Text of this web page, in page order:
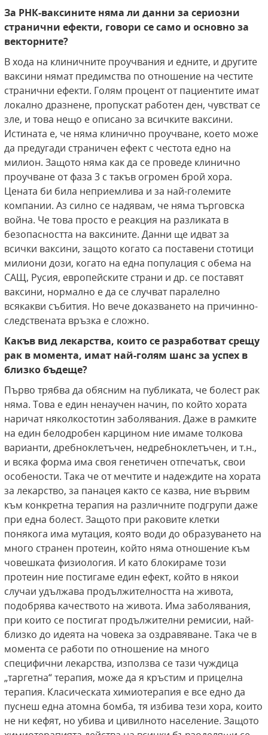
За РНК-ваксините няма ли данни за сериозни
странични ефекти, говори се само и основно за
векторните?
В хода на клиничните проучвания и едните, и другите
ваксини нямат предимства по отношение на честите
странични ефекти. Голям процент от пациентите имат
локално дразнене, пропускат работен ден, чувстват се
зле, и това нещо е описано за всичките ваксини.
Истината е, че няма клинично проучване, което може
да предугади страничен ефект с честота едно на
милион. Защото няма как да се проведе клинично
проучване от фаза 3 с такъв огромен брой хора.
Цената би била неприемлива и за най-големите
компании. Аз силно се надявам, че няма търговска
война. Че това просто е реакция на разликата в
безопасността на ваксините. Данни ще идват за
всички ваксини, защото когато са поставени стотици
милиони дози, когато на една популация с обема на
САЩ, Русия, европейските страни и др. се поставят
ваксини, нормално е да се случват паралелно
всякакви събития. Но вече доказването на причинно-
следствената връзка е сложно.
Какъв вид лекарства, които се разработват срещу
рак в момента, имат най-голям шанс за успех в
близко бъдеще?
Първо трябва да обясним на публиката, че болест рак
няма. Това е един ненаучен начин, по който хората
наричат няколкостотин заболявания. Даже в рамките
на един белодробен карцином ние имаме толкова
варианти, дребноклетъчен, недребноклетъчен, и т.н.,
и всяка форма има своя генетичен отпечатък, свои
особености. Така че от мечтите и надеждите на хората
за лекарство, за панацея както се казва, ние вървим
към конкретна терапия на различните подгрупи даже
при една болест. Защото при раковите клетки
понякога има мутация, която води до образуването на
много странен протеин, който няма отношение към
човешката физиология. И като блокираме този
протеин ние постигаме един ефект, който в някои
случаи удължава продължителността на живота,
подобрява качеството на живота. Има заболявания,
при които се постигат продължителни ремисии, най-
близко до идеята на човека за оздравяване. Така че в
момента се работи по отношение на много
специфични лекарства, използва се тази чуждица
„таргетна“ терапия, може да я кръстим и прицелна
терапия. Класическата химиотерапия е все едно да
пуснеш една атомна бомба, тя избива тези хора, които
не ни кефят, но убива и цивилното население. Защото